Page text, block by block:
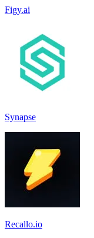
Figy.ai
Synapse
Recallo.io